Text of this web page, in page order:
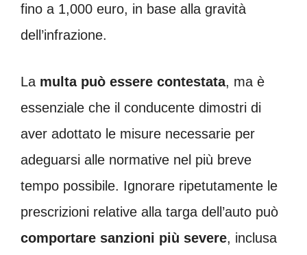
fino a 1,000 euro, in base alla gravità
dell’infrazione.
La multa può essere contestata, ma è
essenziale che il conducente dimostri di
aver adottato le misure necessarie per
adeguarsi alle normative nel più breve
tempo possibile. Ignorare ripetutamente le
prescrizioni relative alla targa dell’auto può
comportare sanzioni più severe, inclusa